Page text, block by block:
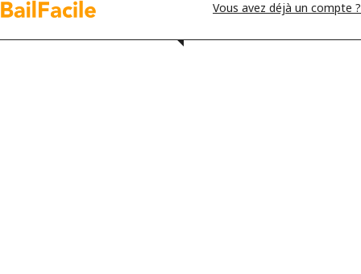
Vous avez déjà un compte ?